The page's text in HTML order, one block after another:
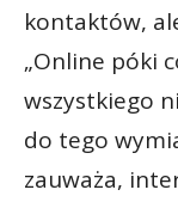
kontaktów,
„Online póki
wszystkiego
do tego
zauważa,